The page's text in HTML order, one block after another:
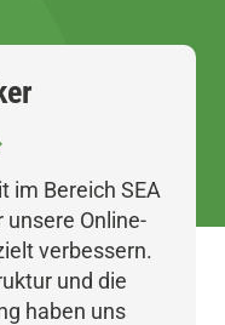
im Bereich SEA
Online-
verbessern.
und die
haben uns